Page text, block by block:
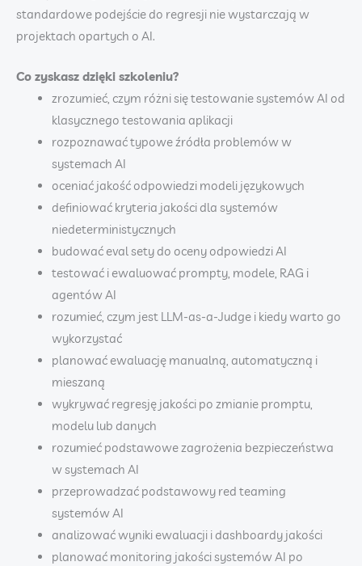
standardowe podejście do regresji nie wystarczają w
projektach opartych o AI.
Co zyskasz dzięki szkoleniu?
zrozumieć, czym różni się testowanie systemów AI od
klasycznego testowania aplikacji
rozpoznawać typowe źródła problemów w
systemach AI
oceniać jakość odpowiedzi modeli językowych
definiować kryteria jakości dla systemów
niedeterministycznych
budować eval sety do oceny odpowiedzi AI
testować i ewaluować prompty, modele, RAG i
agentów AI
rozumieć, czym jest LLM-as-a-Judge i kiedy warto go
wykorzystać
planować ewaluację manualną, automatyczną i
mieszaną
wykrywać regresję jakości po zmianie promptu,
modelu lub danych
rozumieć podstawowe zagrożenia bezpieczeństwa
w systemach AI
przeprowadzać podstawowy red teaming
systemów AI
analizować wyniki ewaluacji i dashboardy jakości
planować monitoring jakości systemów AI po